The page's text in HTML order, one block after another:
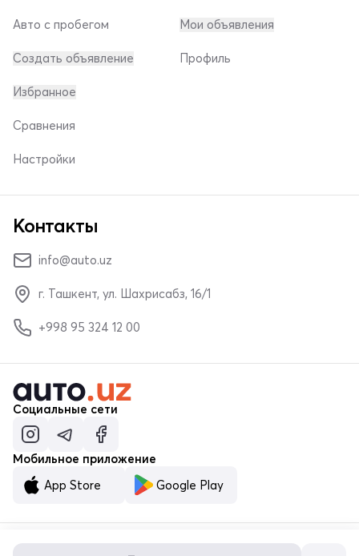
Авто с пробегом
Создать объявление
Мои объявления
Профиль
Избранное
Сравнения
Настройки
Контакты
info@auto.uz
г. Ташкент, ул. Шахрисабз, 16/1
+998 95 324 12 00
Социальные сети
Мобильное приложение
App Store
Google Play